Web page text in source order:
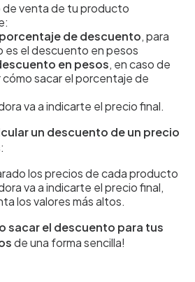
de venta de tu producto
de descuento, para
es el descuento en pesos
en pesos, en caso de
sacar el porcentaje de
va a indicarte el precio final.
un descuento de un precio
los precios de cada producto
va a indicarte el precio final,
los valores más altos.
sacar el descuento para tus
de una forma sencilla!